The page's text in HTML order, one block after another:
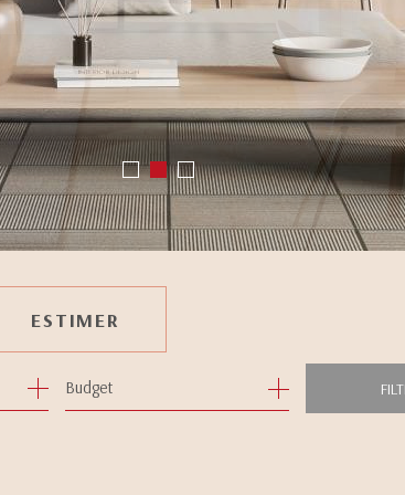
ESTIMER
Budget